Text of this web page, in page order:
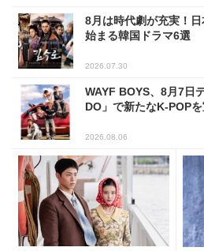
8月は時代劇が充実！
始まる韓国ドラマ6選
2026.07.30
WAYF BOYS、8月7日
DO」で新たなK-POP
2026.08.06